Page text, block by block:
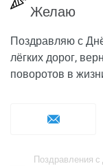
Желаю
Поздравляю с
лёгких дорог,
поворотов в
Поздравления